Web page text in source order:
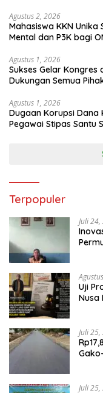
Agustus 2, 2026
Mahasiswa KKN Unika
Mental dan P3K bagi
Agustus 1, 2026
Sukses Gelar Kongres
Dukungan Semua
Agustus 1, 2026
Dugaan Korupsi Dana
Pegawai Stipas Santu
Terpopuler
Juli
Uji
Nusa
Juli
Juli